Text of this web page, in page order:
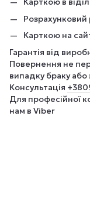
Розрахунковий
Карткою на
Гарантія від
Повернення не
випадку браку
Консультація +380
Для професійної
нам в Viber